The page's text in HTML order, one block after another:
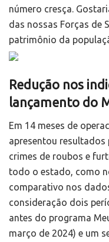
número cresça.
das nossas Forças de
patrimônio da
Redução nos
lançamento do
Em 14 meses de
apresentou
crimes de roubos e
todo o estado, como
comparativo nos
consideração dois
antes do programa
março de 2024) e um